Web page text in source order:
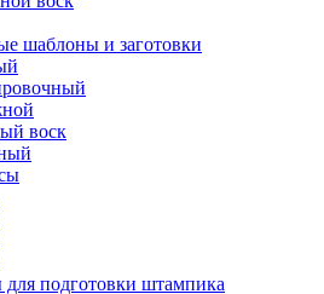
шаблоны и заготовки
воск